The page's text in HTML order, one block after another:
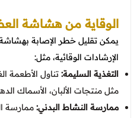
الوقاية من هشاشة
يمكن تقليل خطر الإصابة
الإرشادات الوقائية، مثل:
التغذية السليمة:تناول الأطعمة
مثل منتجات الألبان، الأسماك
ممارسة النشاط البدني:ممارسة